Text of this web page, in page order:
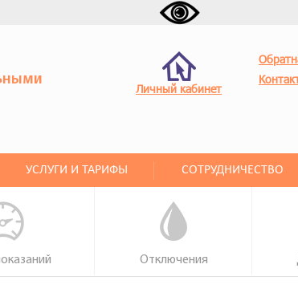
Личный кабинет
УСЛУГИ И ТАРИФЫ СОТРУДНИЧЕСТВО
Отключения